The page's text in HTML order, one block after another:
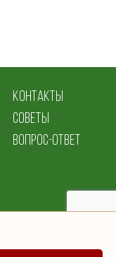
КОНТАКТЫ
СОВЕТЫ
ВОПРОС-ОТВЕТ